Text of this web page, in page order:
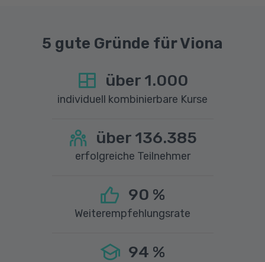
5 gute Gründe für Viona
über 1.000
individuell kombinierbare Kurse
über 136.385
erfolgreiche Teilnehmer
90 %
Weiterempfehlungsrate
94 %